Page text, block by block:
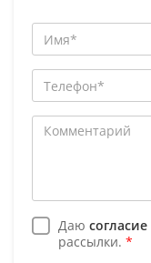
Даю согласие
рассылки. *